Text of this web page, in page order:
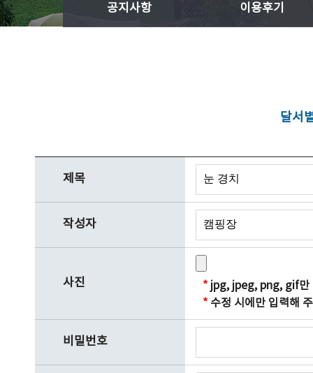
공지사항 이용후기
달서
제목
작성자
사진 * jpg, jpeg, png, gif만
* 수정 시에만 입력해
비밀번호